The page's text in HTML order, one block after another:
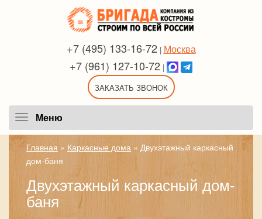
+7 (495) 133-16-72 | Москва
+7 (961) 127-10-72 |
ЗАКАЗАТЬ ЗВОНОК
Меню
Главная » Каркасные дома » Двухэтажный каркасный
дом-баня
Двухэтажный каркасный дом-
баня